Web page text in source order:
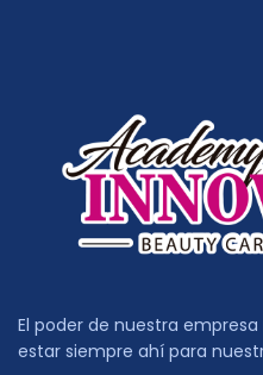
El poder de nuestra
estar siempre ahí para